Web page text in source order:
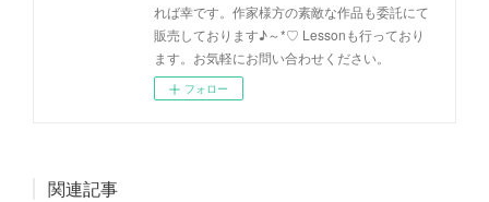
れば幸です。作家様方の素敵な作品も委託にて
販売しております♪～*♡ Lessonも行っており
ます。お気軽にお問い合わせください。
フォロー
関連記事